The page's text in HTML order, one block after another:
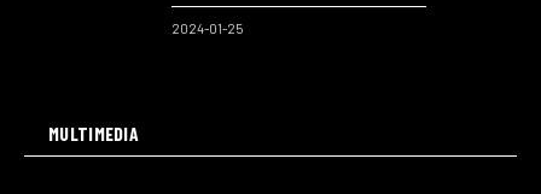
2024-01-25
MULTIMEDIA